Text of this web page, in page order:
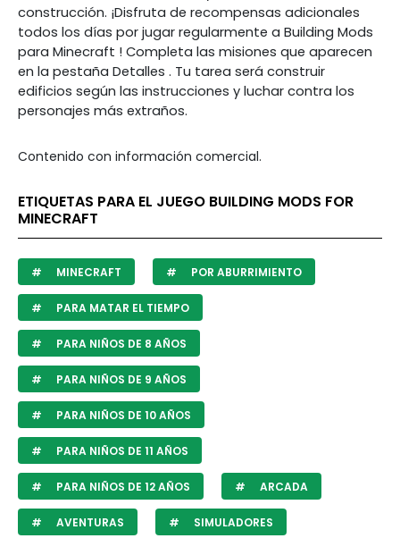
construcción. ¡Disfruta de recompensas adicionales
todos los días por jugar regularmente a Building Mods
para Minecraft ! Completa las misiones que aparecen
en la pestaña Detalles . Tu tarea será construir
edificios según las instrucciones y luchar contra los
personajes más extraños.
Contenido con información comercial.
ETIQUETAS PARA EL JUEGO BUILDING MODS FOR
MINECRAFT
MINECRAFT POR ABURRIMIENTO
PARA MATAR EL TIEMPO
PARA NIÑOS DE 8 AÑOS
PARA NIÑOS DE 9 AÑOS
PARA NIÑOS DE 10 AÑOS
PARA NIÑOS DE 11 AÑOS
PARA NIÑOS DE 12 AÑOS ARCADA
AVENTURAS SIMULADORES